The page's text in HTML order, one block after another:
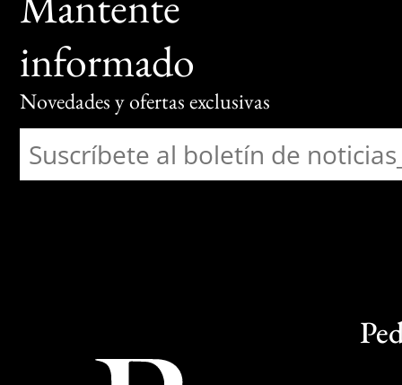
informado
Novedades y ofertas exclusivas